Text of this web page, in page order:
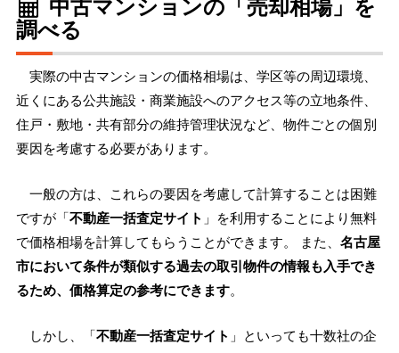
中古マンションの「売却相場」を
調べる
実際の中古マンションの価格相場は、学区等の周辺環境、
近くにある公共施設・商業施設へのアクセス等の立地条件、
住戸・敷地・共有部分の維持管理状況など、物件ごとの個別
要因を考慮する必要があります。
一般の方は、これらの要因を考慮して計算することは困難
ですが「不動産一括査定サイト 」を利用することにより無料
で価格相場を計算してもらうことができます。 また、 名古屋
市において条件が類似する過去の取引物件の情報も入手でき
るため、価格算定の参考にできます。
しかし、「不動産一括査定サイト 」といっても十数社の企